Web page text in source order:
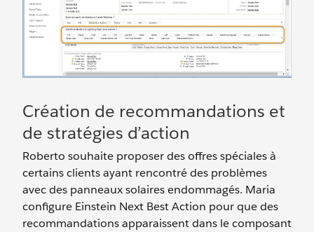
Création de recommandations et
de stratégies d’action
Roberto souhaite proposer des offres spéciales à
certains clients ayant rencontré des problèmes
avec des panneaux solaires endommagés. Maria
configure Einstein Next Best Action pour que des
recommandations apparaissent dans le composant